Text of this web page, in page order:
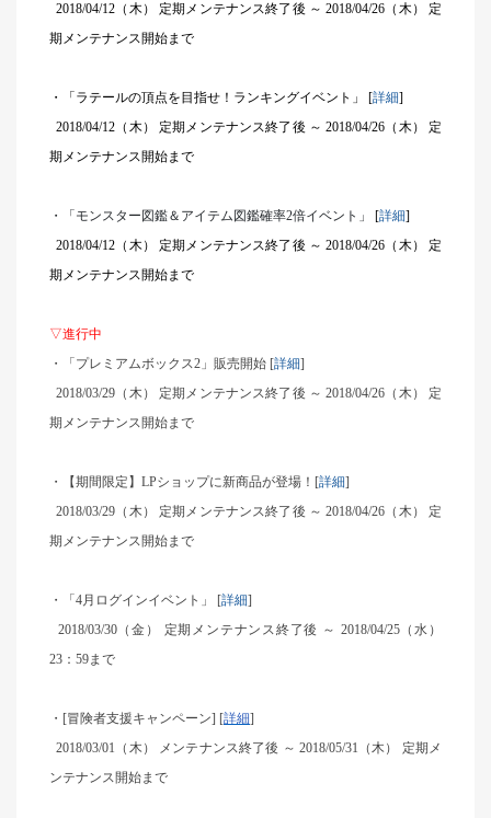
2018/04/12 （木）
定期メンテナンス終了後 ～ 2018/04/26（木） 定
期メンテナンス開始まで
・「ラテールの頂点を目指せ！ランキングイベント」 [詳細]
2018/04/12 （木）
定期メンテナンス終了後 ～ 2018/04/26（木） 定
期メンテナンス開始まで
・「モンスター図鑑＆アイテム図鑑確率2倍イベント」 [詳細]
2018/04/12 （木）
定期メンテナンス終了後 ～ 2018/04/26（木） 定
期メンテナンス開始まで
▽進行中
・「プレミアムボックス2」販売開始 [詳細]
2018/03/29（木） 定期メンテナンス終了後 ～ 2018/04/26（木） 定
期メンテナンス開始まで
・【期間限定】LPショップに新商品が登場！[詳細]
2018/03/29（木） 定期メンテナンス終了後 ～ 2018/04/26（木） 定
期メンテナンス開始まで
・「4月ログインイベント」 [詳細]
2018/03/30（金） 定期メンテナンス終了後 ～ 2018/04/25（水）
23：59まで
・[冒険者支援キャンペーン] [詳細]
2018/03/01 （木） メンテナンス終了後 ～ 2018/05/31（木） 定期メ
ンテナンス開始まで